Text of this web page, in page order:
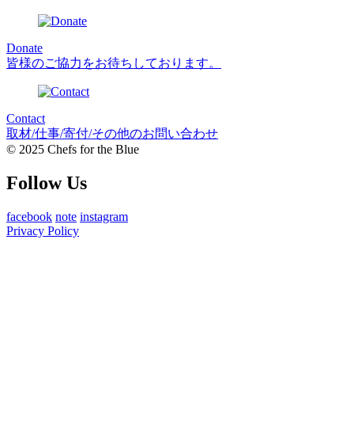
Donate
皆様のご協力をお待ちしております。
Contact
取材/仕事/寄付/その他のお問い合わせ
© 2025 Chefs for the Blue
Follow Us
facebook note instagram
Privacy Policy